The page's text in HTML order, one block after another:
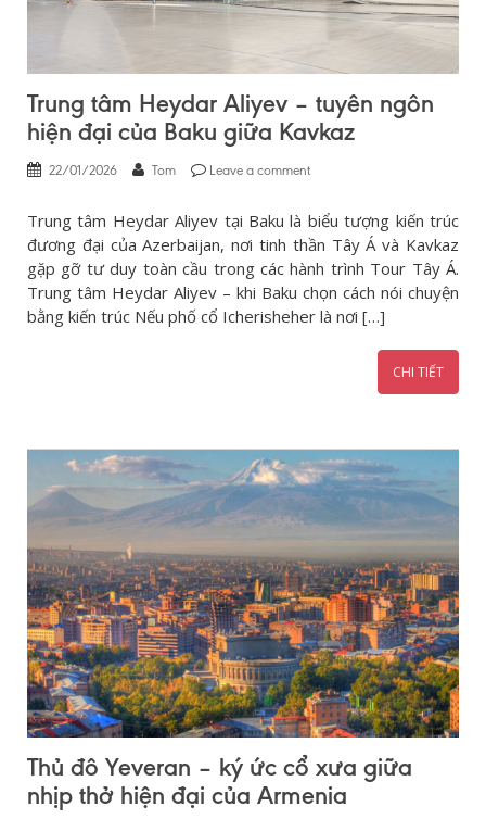
Trung tâm Heydar Aliyev – tuyên ngôn
hiện đại của Baku giữa Kavkaz
22/01/2026 Tom Leave a comment
Trung tâm Heydar Aliyev tại Baku là biểu tượng kiến trúc
đương đại của Azerbaijan, nơi tinh thần Tây Á và Kavkaz
gặp gỡ tư duy toàn cầu trong các hành trình Tour Tây Á.
Trung tâm Heydar Aliyev – khi Baku chọn cách nói chuyện
bằng kiến trúc Nếu phố cổ Icherisheher là nơi […]
CHI TIẾT
Thủ đô Yeveran – ký ức cổ xưa giữa
nhịp thở hiện đại của Armenia